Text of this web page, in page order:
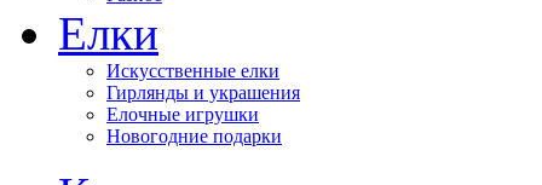
Елки
Искусственные елки
Гирлянды и украшения
Елочные игрушки
Новогодние подарки